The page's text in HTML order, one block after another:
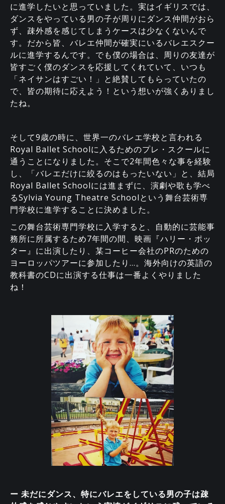
に進学したいと思っていました。実はイギリスでは、
ダンスをやっている男の子が周りにダンス仲間がおら
ず、疎外感を感じてしまうケースは少なくないんで
す。だから皆、バレエ仲間が確実にいるバレエスクー
ルに進学するんです。でも僕の場合は、周りの友達が
皆すごく僕のダンスを応援してくれていて、いつも
「ネイサンはすごい！」と絶賛してもらっていたの
で、皆の期待に応えよう！という想いが強くありまし
たね。
そして9歳の時に、世界一のバレエ学校と言われる
Royal Ballet Schoolに入るためのプレ・スクールに
通うことになりました。そこで2年間色々な事を経験
し、「バレエだけに絞るのはもったいない」と、結局
Royal Ballet Schoolには進まずに、演劇や歌も学べ
るSylvia Young Theatre Schoolという舞台芸術専
門学校に進学することに決めました。
この舞台芸術専門学校に入学すると、自動的に芸能事
務所に所属するため7年間の間、映画『ハリー・ポッ
ター』に出演したり、某コーヒー会社のPRのための
ヨーロッパツアーに参加したり…。海外向けの英語の
教科書のCDに出演する仕事は一番よくやりました
ね！
ー 未だにダンス、特にバレエをしている男の子は疎